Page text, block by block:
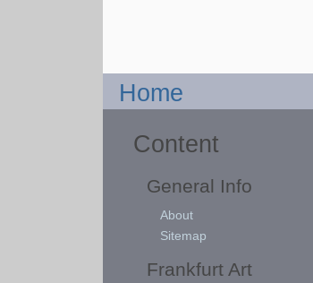
Home
Content
General Info
About
Sitemap
Frankfurt Art